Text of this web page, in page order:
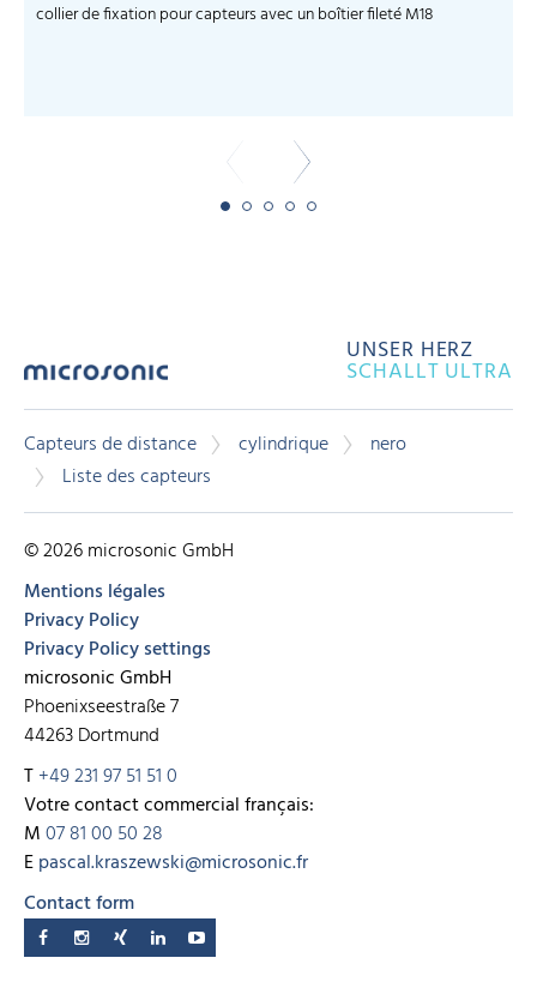
collier de fixation pour capteurs avec un boîtier fileté M18
UNSER HERZ
SCHALLT ULTRA
Capteurs de distance cylindrique
nero
Liste des capteurs
© 2026 microsonic GmbH
Mentions légales
Privacy Policy
Privacy Policy settings
microsonic GmbH
Phoenixseestraße 7
44263 Dortmund
T+49 231 97 51 51 0
Votre contact commercial français:
M07 81 00 50 28
Epascal.kraszewski@microsonic.fr
Contact form